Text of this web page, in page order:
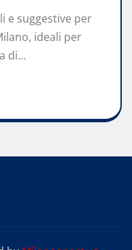
e suggestive per
ideali per
di…